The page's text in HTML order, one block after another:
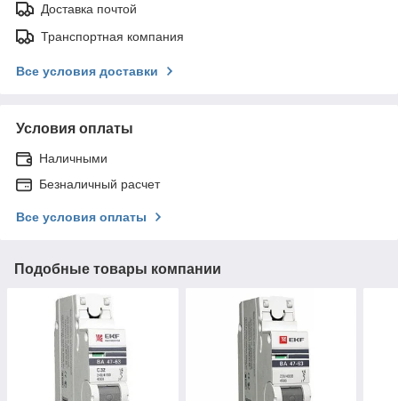
Доставка почтой
Транспортная компания
Все условия доставки
Условия оплаты
Наличными
Безналичный расчет
Все условия оплаты
Подобные товары компании